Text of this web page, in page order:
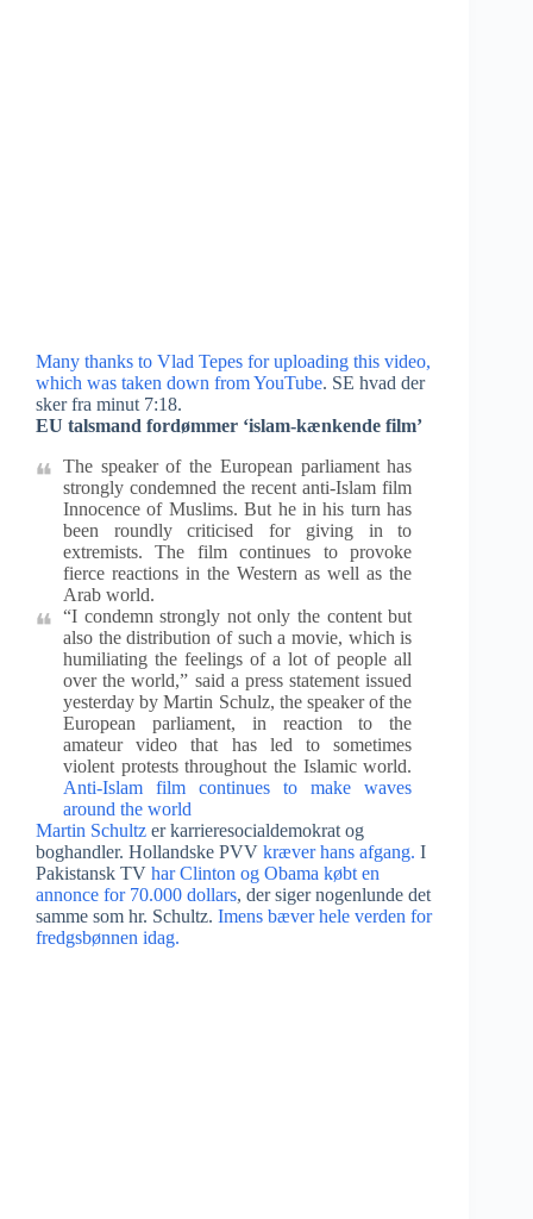
Many thanks to Vlad Tepes for uploading this video,
which was taken down from YouTube. SE hvad der
sker fra minut 7:18.
EU talsmand fordømmer ‘islam-kænkende film’
The speaker of the European parliament has
strongly condemned the recent anti-Islam film
Innocence of Muslims. But he in his turn has
been roundly criticised for giving in to
extremists. The film continues to provoke
fierce reactions in the Western as well as the
Arab world.
“I condemn strongly not only the content but
also the distribution of such a movie, which is
humiliating the feelings of a lot of people all
over the world,” said a press statement issued
yesterday by Martin Schulz, the speaker of the
European parliament, in reaction to the
amateur video that has led to sometimes
violent protests throughout the Islamic world.
Anti-Islam film continues to make waves
around the world
Martin Schultz er karrieresocialdemokrat og
boghandler. Hollandske PVV kræver hans afgang. I
Pakistansk TV har Clinton og Obama købt en
annonce for 70.000 dollars, der siger nogenlunde det
samme som hr. Schultz. Imens bæver hele verden for
fredgsbønnen idag.